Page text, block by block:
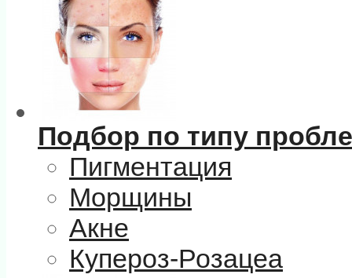
Подбор по типу
Пигментация
Морщины
Акне
Купероз-Розацеа